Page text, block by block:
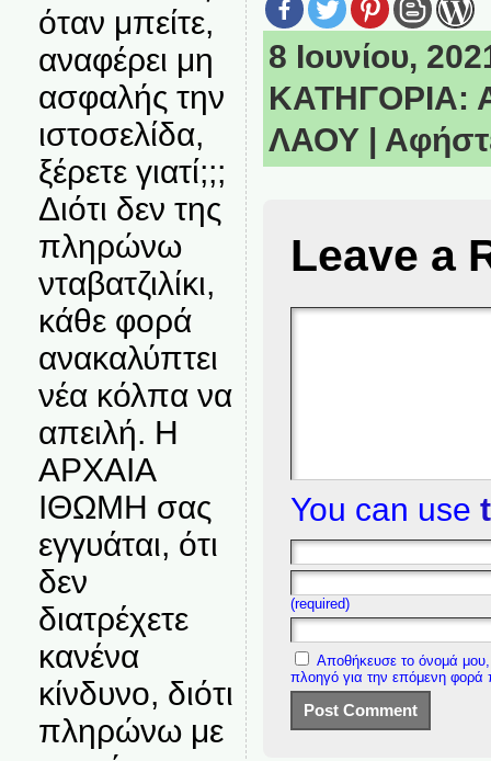
όταν μπείτε,
αναφέρει μη
ασφαλής την
ιστοσελίδα,
ξέρετε γιατί;;;
Διότι δεν της
πληρώνω
νταβατζιλίκι,
κάθε φορά
ανακαλύπτει
νέα κόλπα να
απειλή. Η
ΑΡΧΑΙΑ
ΙΘΩΜΗ σας
εγγυάται, ότι
δεν
διατρέχετε
κανένα
κίνδυνο, διότι
πληρώνω με
8 Ιουνίου,
ΚΑΤΗΓΟΡΙΑ:
ΛΑΟΥ|
Leave a
You can use
(required)
Αποθήκευσε το όνομά μου,
πλοηγό για την επόμενη